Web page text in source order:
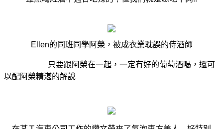
Ellen的同班同學阿榮，被成衣業耽誤的侍酒師
只要跟阿榮在一起，一定有好的葡萄酒喝，還可
以配阿榮精湛的解說